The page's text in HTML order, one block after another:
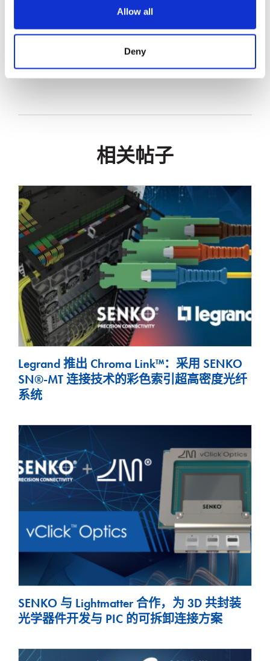
Allow all
Deny
SENKO SIGNAL
技术白皮书
相关帖子
Legrand 推出 Chroma Link™：采用 SENKO
SN®-MT 连接技术的彩色索引超高密度光纤
系统
SENKO 与 Lightmatter 合作，为 3D 共封装
光学器件开发与 PIC 的可拆卸连接方案